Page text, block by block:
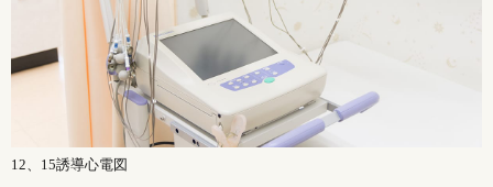
12、15誘導心電図